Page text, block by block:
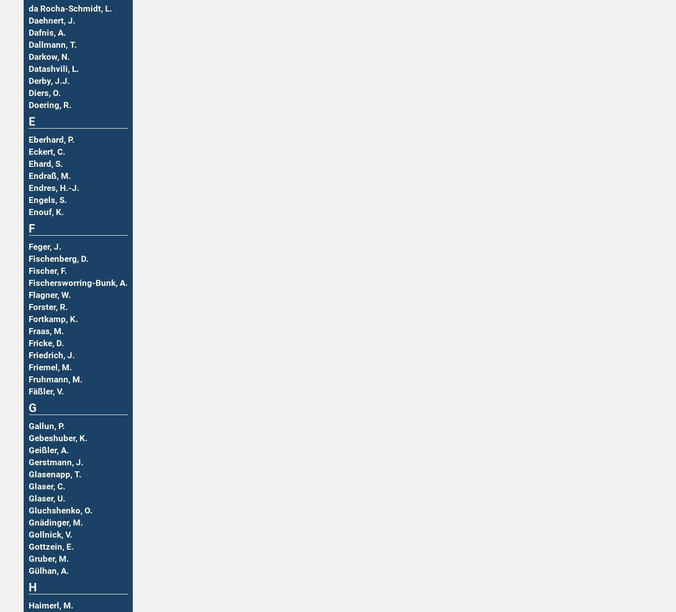
da Rocha-Schmidt, L.
Daehnert, J.
Dafnis, A.
Dallmann, T.
Darkow, N.
Datashvili, L.
Derby, J.J.
Diers, O.
Doering, R.
E
Eberhard, P.
Eckert, C.
Ehard, S.
Endraß, M.
Endres, H.-J.
Engels, S.
Enouf, K.
F
Feger, J.
Fischenberg, D.
Fischer, F.
Fischersworring-Bunk, A.
Flagner, W.
Forster, R.
Fortkamp, K.
Fraas, M.
Fricke, D.
Friedrich, J.
Friemel, M.
Fruhmann, M.
Fäßler, V.
G
Gallun, P.
Gebeshuber, K.
Geißler, A.
Gerstmann, J.
Glasenapp, T.
Glaser, C.
Glaser, U.
Gluchshenko, O.
Gnädinger, M.
Gollnick, V.
Gottzein, E.
Gruber, M.
Gülhan, A.
H
Haimerl, M.